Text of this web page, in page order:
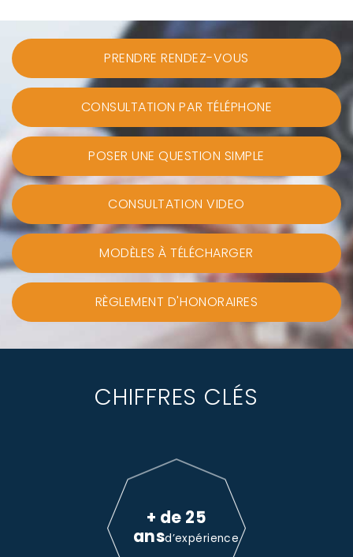
PRENDRE RENDEZ-VOUS
CONSULTATION PAR TÉLÉPHONE
POSER UNE QUESTION SIMPLE
CONSULTATION VIDEO
MODÈLES À TÉLÉCHARGER
RÈGLEMENT D'HONORAIRES
CHIFFRES CLÉS
+ de 25
ansd’expérience